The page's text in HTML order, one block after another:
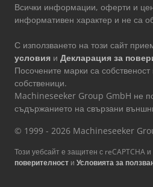
Всички информации, оферти и
информативен характер и не са
С използването на този сайт
условия и Декларация за
Посочените марки са
собственици.
Machineseeker Group GmbH не
съдържанието на свързани
© 1999 - 2026 Machineseeker
Този уебсайт е защитен с reCAPTCHA и
поверителност и Условията за